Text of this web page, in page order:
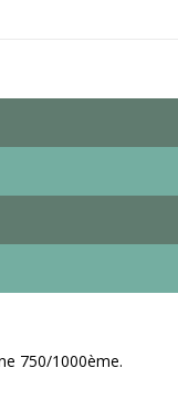
750/1000ème.